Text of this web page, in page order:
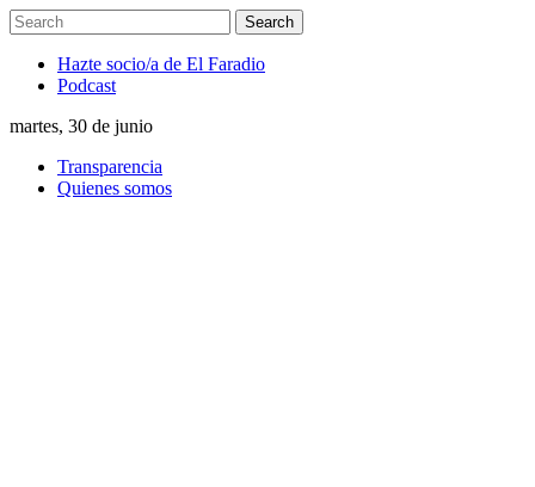
Hazte socio/a de El Faradio
Podcast
martes, 30 de junio
Transparencia
Quienes somos